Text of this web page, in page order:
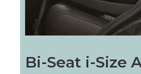
Bi-Seat i-Size